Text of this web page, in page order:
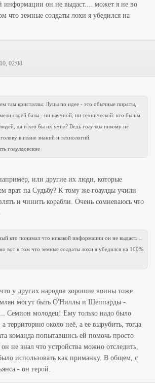
информации он не выдаст.... может я не во
что земные солдаты лохи я убедился на
02:08
там кристаллы. Луцы по идее - это обычные пираты,
своей базы - ни научной, ни технической. кто бы им
да и кто бы их учил? Ведь гоаулды никому не
в плане знаний и технологий.
гоаулдовские
или другие их люди, которые
врат на Судьбу? К тому же гоаулды учили
и чинить корабли. Очень сомневаюсь что
кто понимал что никакой информации он не выдаст....
вот в том что земные солдаты лохи я убедился на 100%
у других народов хорошие воины тоже
могут быть О'Ниллы и Шеппарды -
Семион молодец! Ему только надо было
территорию около неё, а ее вырубить, тогда
команда попытавшись ей помочь просто
не знал что устройства можно отследить,
использовать как приманку. В общем, с
- он герой.